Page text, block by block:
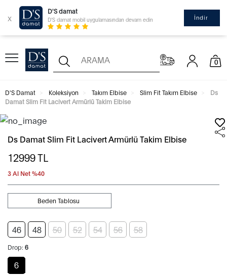
x
D'S damat
D'S damat mobil uygulamasından devam edin İndir
0
D'S Damat Koleksiyon Takım Elbise Slim Fit Takım Elbise
Ds
Damat Slim Fit Lacivert Armürlü Takim Elbise
Ds Damat Slim Fit Lacivert Armürlü Takim Elbise
12999TL
3 Al Net %40
Beden Tablosu
46 48 50 52 54 56 58
Drop: 6
6